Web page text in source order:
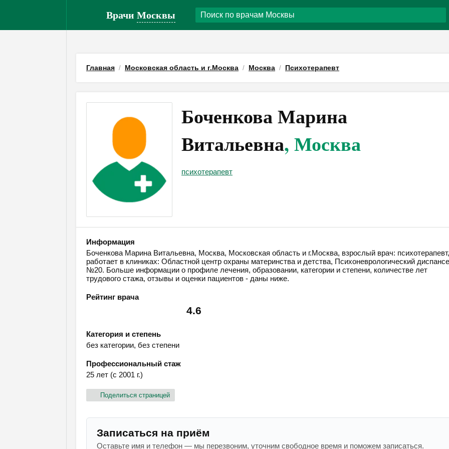
Врачи Москвы
Главная Московская область и г.Москва Москва Психотерапевт
Боченкова Марина
Витальевна, Москва
психотерапевт
Информация
Боченкова Марина Витальевна, Москва, Московская область и г.Москва, взрослый врач: психотерапевт,
работает в клиниках: Областной центр охраны материнства и детства, Психоневрологический
№20. Больше информации о профиле лечения, образовании, категории и степени, количестве лет
трудового стажа, отзывы и оценки пациентов - даны ниже.
Рейтинг врача
4.6
Категория и степень
без категории, без степени
Профессиональный стаж
25 лет (с 2001 г.)
Поделиться страницей
Записаться на приём
Оставьте имя и телефон — мы перезвоним, уточним свободное время и поможем записаться.